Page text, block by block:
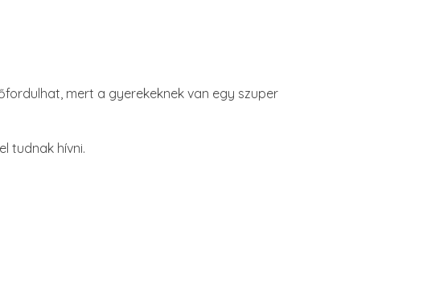
mert a gyerekeknek van egy szuper
tudnak hívni.